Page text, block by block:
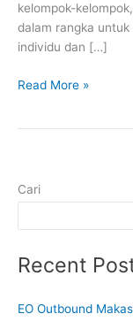
kelompok-
dalam rangka
individu dan […]
Read More »
Cari
Recent
EO Outbound